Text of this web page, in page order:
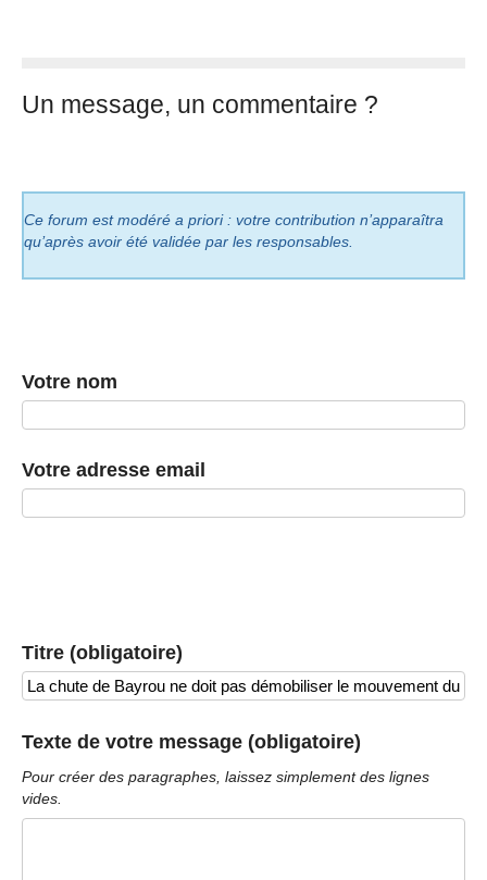
Un message, un commentaire ?
Ce forum est modéré a priori : votre contribution n’apparaîtra
qu’après avoir été validée par les responsables.
Votre nom
Votre adresse email
Titre (obligatoire)
Texte de votre message (obligatoire)
Pour créer des paragraphes, laissez simplement des lignes
vides.